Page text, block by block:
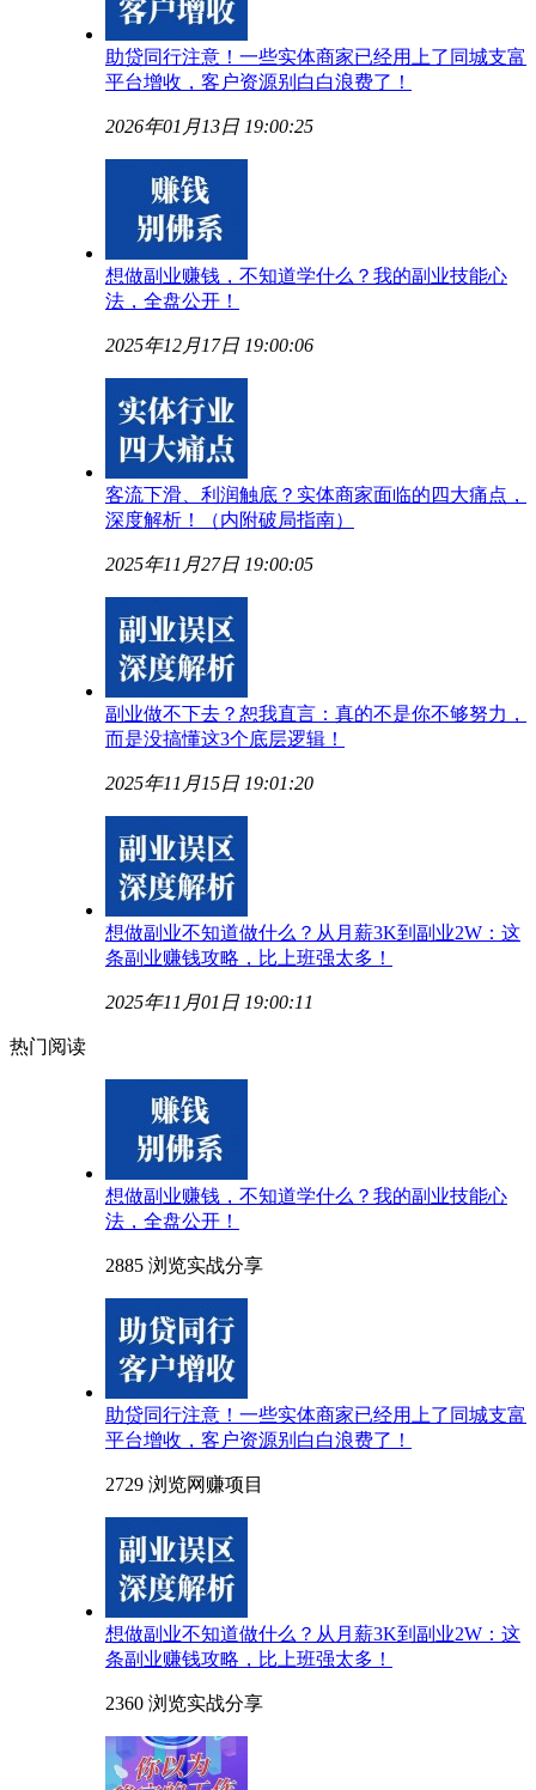
助贷同行注意！一些实体商家已经用上了同城支富
平台增收，客户资源别白白浪费了！
2026年01月13日 19:00:25
想做副业赚钱，不知道学什么？我的副业技能心
法，全盘公开！
2025年12月17日 19:00:06
客流下滑、利润触底？实体商家面临的四大痛点，
深度解析！（内附破局指南）
2025年11月27日 19:00:05
副业做不下去？恕我直言：真的不是你不够努力，
而是没搞懂这3个底层逻辑！
2025年11月15日 19:01:20
想做副业不知道做什么？从月薪3K到副业2W：这
条副业赚钱攻略，比上班强太多！
2025年11月01日 19:00:11
热门阅读
想做副业赚钱，不知道学什么？我的副业技能心
法，全盘公开！
2885 浏览实战分享
助贷同行注意！一些实体商家已经用上了同城支富
平台增收，客户资源别白白浪费了！
2729 浏览网赚项目
想做副业不知道做什么？从月薪3K到副业2W：这
条副业赚钱攻略，比上班强太多！
2360 浏览实战分享